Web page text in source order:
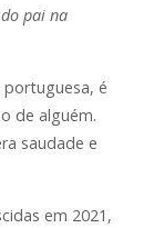
pai na
portuguesa, é
de alguém.
saudade e
em 2021,